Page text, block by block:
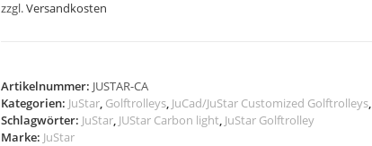
zzgl.Versandkosten
Artikelnummer: JUSTAR-CA
Kategorien: JuStar, Golftrolleys, JuCad/JuStar Customized Golftrolleys,
Schlagwörter: JuStar, JUStar Carbon light, JuStar Golftrolley
Marke: JuStar